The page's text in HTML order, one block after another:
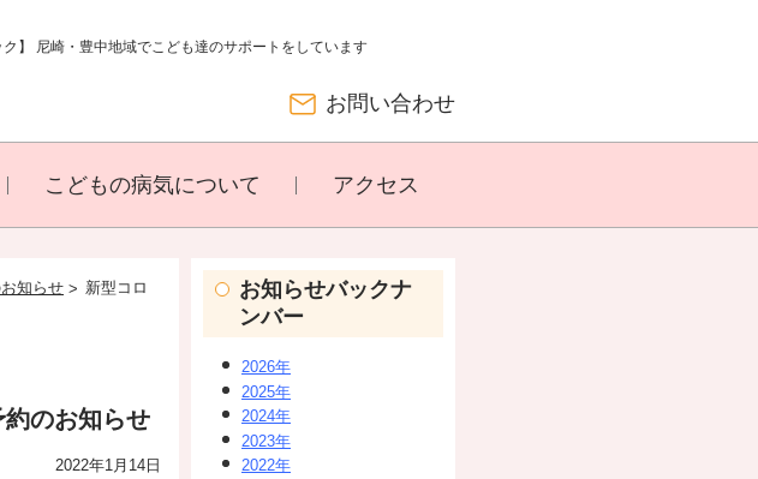
】 尼崎・豊中地域でこども達のサポートをしています
お問い合わせ
こどもの病気について アクセス
知らせ
新型コロ
のお知らせ
2022年1月14日
お知らせバックナ
ンバー
2026年
2025年
2024年
2023年
2022年